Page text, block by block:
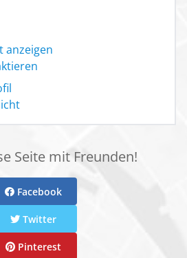
anzeigen
Seite mit Freunden!
Facebook
Twitter
Pinterest